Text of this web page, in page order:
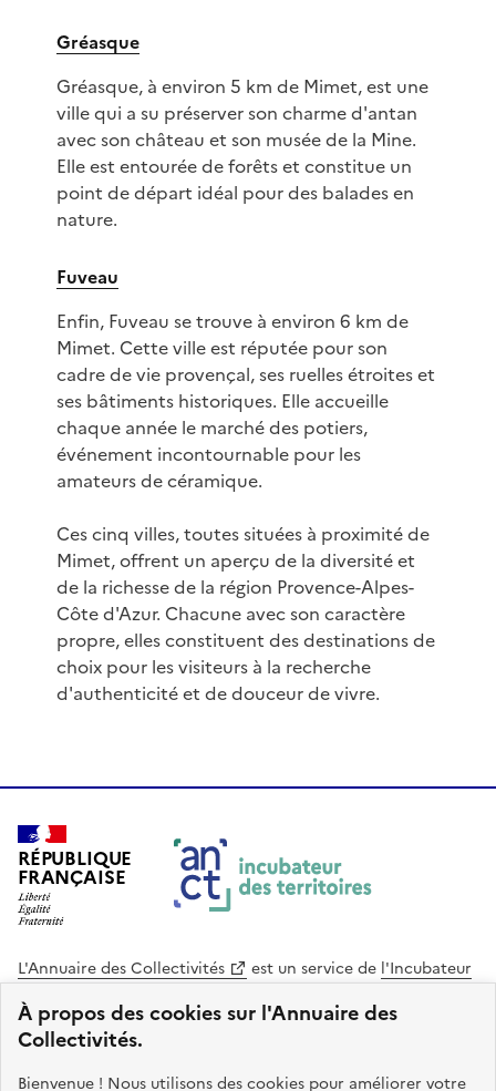
À propos des cookies sur l'Annuaire des
Collectivités.
Bienvenue ! Nous utilisons des cookies pour améliorer votre
Gréasque
Gréasque, à environ 5 km de Mimet, est une
ville qui a su préserver son charme d'antan
avec son château et son musée de la Mine.
Elle est entourée de forêts et constitue un
point de départ idéal pour des balades en
nature.
Fuveau
Enfin, Fuveau se trouve à environ 6 km de
Mimet. Cette ville est réputée pour son
cadre de vie provençal, ses ruelles étroites et
ses bâtiments historiques. Elle accueille
chaque année le marché des potiers,
événement incontournable pour les
amateurs de céramique.
Ces cinq villes, toutes situées à proximité de
Mimet, offrent un aperçu de la diversité et
de la richesse de la région Provence-Alpes-
Côte d'Azur. Chacune avec son caractère
propre, elles constituent des destinations de
choix pour les visiteurs à la recherche
d'authenticité et de douceur de vivre.
RÉPUBLIQUE
FRANÇAISE
L'Annuaire des Collectivités est un service de l'Incubateur
des Territoires
Cohésion des Territoires
. Le code source de ce site web
est disponible en licence libre. Le design de ce site est conçu
avec le système de design de l’État.